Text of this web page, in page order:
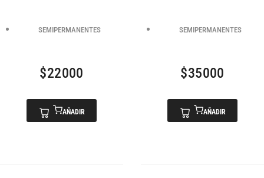
SEMIPERMANENTES
$22000
AÑADIR
SEMIPERMANENTES
$35000
AÑADIR